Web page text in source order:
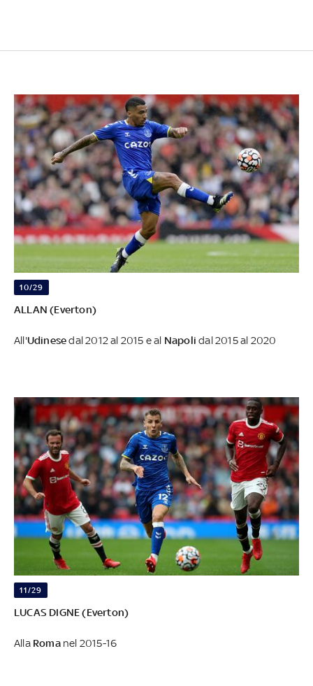
10/29
ALLAN (Everton)
All'Udinesedal 2012 al 2015 e al Napolidal 2015 al 2020
11/29
LUCAS DIGNE (Everton)
Alla Roma nel 2015-16